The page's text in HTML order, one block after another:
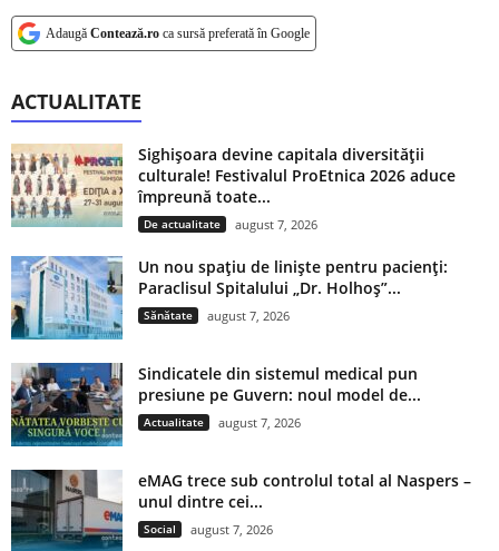
Adaugă Contează.ro ca sursă preferată în Google
ACTUALITATE
Sighișoara devine capitala diversității
culturale! Festivalul ProEtnica 2026 aduce
împreună toate...
De actualitate august 7, 2026
Un nou spațiu de liniște pentru pacienți:
Paraclisul Spitalului „Dr. Holhoș”...
Sănătate august 7, 2026
Sindicatele din sistemul medical pun
presiune pe Guvern: noul model de...
Actualitate august 7, 2026
eMAG trece sub controlul total al Naspers –
unul dintre cei...
Social august 7, 2026